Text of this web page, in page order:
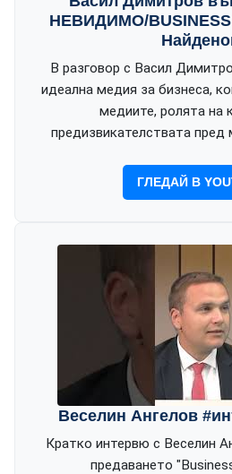
НЕВИДИМО/BUSINESS
В разговор с Васил
идеална медия за бизнеса,
медиите, ролята на
предизвикателствата пред
ГЛЕДАЙ В
Веселин Ангелов
Кратко интервю с Веселин
предаването